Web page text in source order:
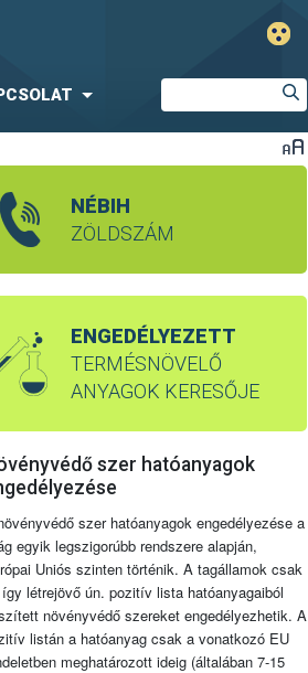
NÉBIH
ZÖLDSZÁM
ENGEDÉLYEZETT
TERMÉSNÖVELŐ
ANYAGOK KERESŐJE
szer hatóanyagok
szer hatóanyagok engedélyezése a
egyik legszigorúbb rendszere alapján,
Uniós szinten történik. A tagállamok csak
létrejövő ún. pozitív lista hatóanyagaiból
növényvédő szereket engedélyezhetik. A
listán a hatóanyag csak a vonatkozó EU
meghatározott ideig (általában 7-15